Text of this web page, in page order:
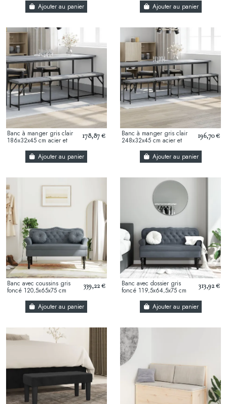
Ajouter au panier Ajouter au panier
Banc à manger gris clair
186x32x45 cm acier et
178,87 €
Ajouter au panier
Banc à manger gris clair
248x32x45 cm acier et
196,70 €
Ajouter au panier
Banc avec coussins gris
foncé 120,5x65x75 cm
339,22 €
Ajouter au panier
Banc avec dossier gris
foncé 119,5x64,5x75 cm
313,92 €
Ajouter au panier